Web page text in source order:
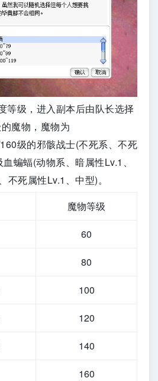
级，进入副本后由队长选择
魔物，魔物为
级的邪骸战士(不死系、不死
蝙蝠(动物系、暗属性Lv.1、
不死属性Lv.1、中型)。
魔物等级
60
80
100
120
140
160